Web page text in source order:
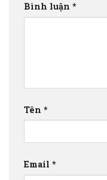
Bình luận *
Tên *
Email *